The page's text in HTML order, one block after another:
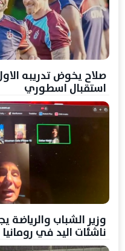
صلاح يخوض تدريبه
استقبال اسطوري
وزير الشباب والرياضة
ناشئات اليد في رومانيا